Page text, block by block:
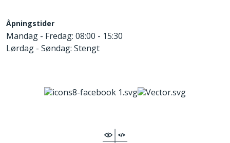
Åpningstider
Mandag - Fredag: 08:00 - 15:30
Lørdag - Søndag: Stengt